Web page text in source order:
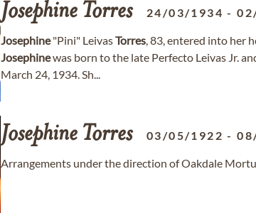
Josephine Torres 24/03/1934 -
Josephine"Pini" LeivasTorres, 83, entered into her
Josephinewas born to the late Perfecto Leivas Jr.
March 24, 1934. Sh...
Josephine Torres 03/05/1922 -
Arrangements under the direction of Oakdale